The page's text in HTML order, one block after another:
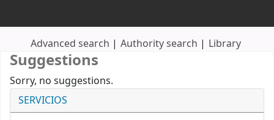
Advanced search Authority search Library
SERVICIOS
Suggestions
Sorry, no suggestions.